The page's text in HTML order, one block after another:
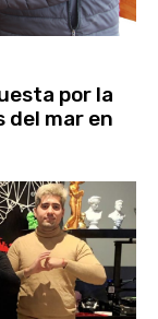
por la
del mar en